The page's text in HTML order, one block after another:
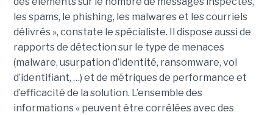
les spams, le phishing, les malwares et les courriels
délivrés », constate le spécialiste. Il dispose aussi de
rapports de détection sur le type de menaces
(malware, usurpation d’identité, ransomware, vol
d’identifiant, …) et de métriques de performance et
d’efficacité de la solution. L’ensemble des
informations « peuvent être corrélées avec des